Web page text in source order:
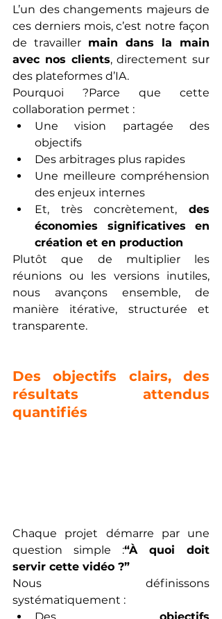
L’un des changements majeurs de
ces derniers mois, c’est notre façon
de travailler main dans la main
avec nos clients, directement sur
des plateformes d’IA.
Pourquoi ?Parce que cette
collaboration permet :
Une vision partagée des
objectifs
Des arbitrages plus rapides
Une meilleure compréhension
des enjeux internes
Et, très concrètement, des
économies significatives en
création et en production
Plutôt que de multiplier les
réunions ou les versions inutiles,
nous avançons ensemble, de
manière itérative, structurée et
transparente.
Des objectifs clairs, des
résultats attendus
quantifiés
Chaque projet démarre par une
question simple :“À quoi doit
servir cette vidéo ?”
Nous définissons
systématiquement :
Des objectifs